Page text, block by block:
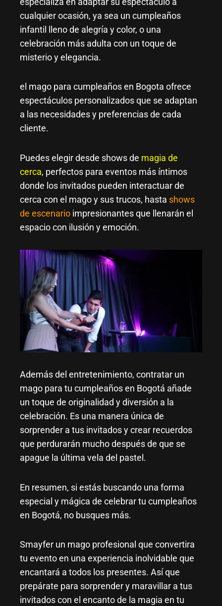
cualquier ocasión, ya sea un cumpleaños
infantil lleno de alegría y color, o una
celebración más adulta con un toque de
misterio y elegancia.
el mago para cumpleaños en Bogota ofrece
espectáculos personalizados que se adaptan
a las necesidades y preferencias de cada
cliente.
Puedes elegir desde shows de magia de
cerca, perfectos para eventos más íntimos
donde los invitados pueden interactuar de
cerca con el mago y sus trucos, hasta shows
de escenario impresionantes que llenarán el
espacio con ilusión y emoción.
Además del entretenimiento, contratar un
mago para tu cumpleaños en Bogotá añade
un toque de originalidad y diversión a la
celebración. Es una manera única de
sorprender a tus invitados y crear recuerdos
que perdurarán mucho después de que se
apague la última vela del pastel.
En resumen, si estás buscando una forma
especial y mágica de celebrar tu cumpleaños
en Bogotá, no busques más.
Smayfer un mago profesional que convertira
tu evento en una experiencia inolvidable que
encantará a todos los presentes. Así que
prepárate para sorprender y maravillar a tus
invitados con el encanto de la magia en tu